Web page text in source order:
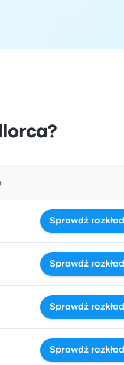
Sprawdź rozkład
Sprawdź rozkład
Sprawdź rozkład
Sprawdź rozkład